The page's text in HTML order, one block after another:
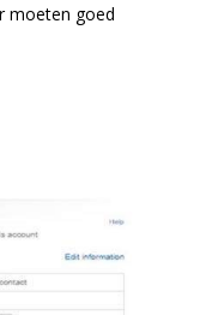
moeten goed